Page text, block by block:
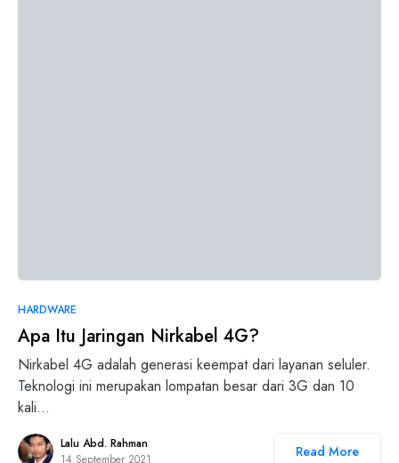
HARDWARE
Apa Itu Jaringan Nirkabel 4G?
Nirkabel 4G adalah generasi keempat dari layanan seluler.
Teknologi ini merupakan lompatan besar dari 3G dan 10
kali…
Lalu Abd. Rahman
14 September 2021
Read More